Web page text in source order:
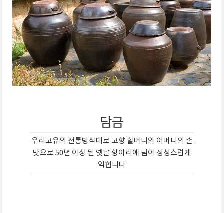
담금
우리고유의 전통방식대로 고향 할머니와 어머니의 손
맛으로 50년 이상 된 옛날 항아리에 담아 정성스럽게
익힙니다